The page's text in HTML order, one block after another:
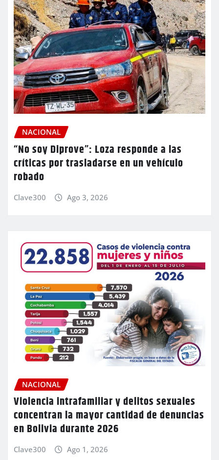
NACIONAL
“No soy Diprove”: Loza responde a las
críticas por trasladarse en un vehículo
robado
Clave300 Ago 3, 2026
NACIONAL
Violencia intrafamiliar y delitos sexuales
concentran la mayor cantidad de denuncias
en Bolivia durante 2026
Clave300 Ago 1, 2026